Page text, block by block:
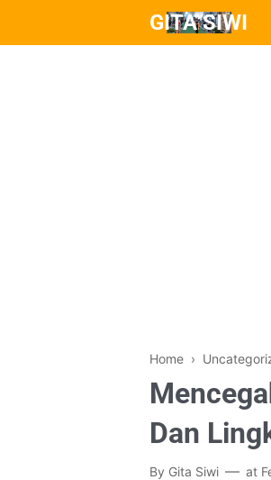
GITA SIWI
Home ›
Dan
By Gita Siwi at